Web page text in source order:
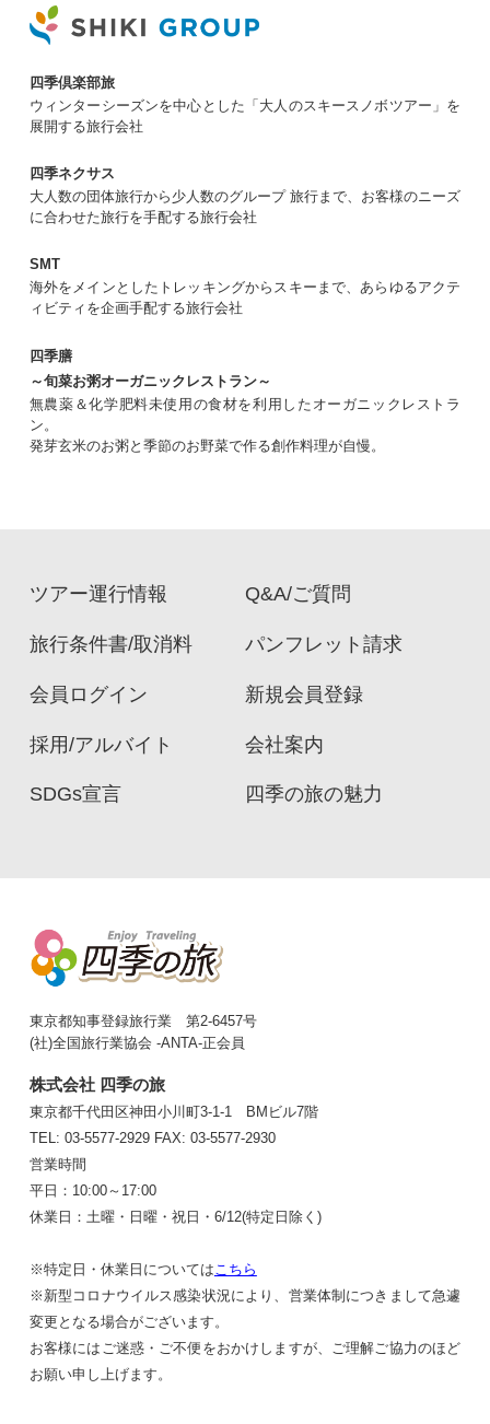
四季倶楽部旅
ウィンターシーズンを中心とした「大人のスキースノボツアー」を
展開する旅行会社
四季ネクサス
大人数の団体旅行から少人数のグループ 旅行まで、お客様のニーズ
に合わせた旅行を手配する旅行会社
SMT
海外をメインとしたトレッキングからスキーまで、あらゆるアクテ
ィビティを企画手配する旅行会社
四季膳
～旬菜お粥オーガニックレストラン～
無農薬＆化学肥料未使用の食材を利用したオーガニックレストラ
ン。
発芽玄米のお粥と季節のお野菜で作る創作料理が自慢。
ツアー運行情報 Q&A/ご質問
旅行条件書/取消料 パンフレット請求
会員ログイン 新規会員登録
採用/アルバイト 会社案内
SDGs宣言 四季の旅の魅力
東京都知事登録旅行業 第2-6457号
(社)全国旅行業協会 -ANTA-正会員
株式会社 四季の旅
東京都千代田区神田小川町3-1-1 BMビル7階
TEL: 03-5577-2929FAX: 03-5577-2930
営業時間
平日：10:00～17:00
休業日：土曜・日曜・祝日・6/12(特定日除く)
※特定日・休業日については こちら
※新型コロナウイルス感染状況により、営業体制につきまして急遽
変更となる場合がございます。
お客様にはご迷惑・ご不便をおかけしますが、ご理解ご協力のほど
お願い申し上げます。